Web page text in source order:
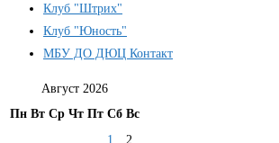
Клуб "Штрих"
Клуб "Юность"
МБУ ДО ДЮЦ Контакт
Август 2026
Пн Вт Ср Чт Пт Сб Вс
1
2